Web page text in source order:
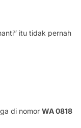
itu tidak pernah
di nomor WA 0818